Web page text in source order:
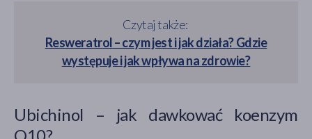
Czytaj także:
Resweratrol – czym jest i jak działa? Gdzie
występuje i jak wpływa na zdrowie?
Ubichinol – jak dawkować koenzym
Q10?